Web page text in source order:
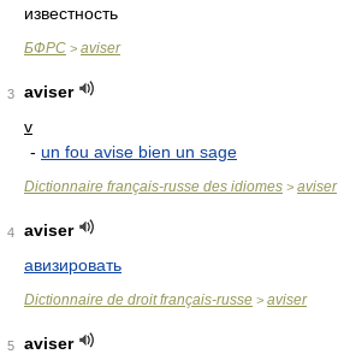
известность
БФРС > aviser
3
aviser
v
- un fou avise bien un sage
Dictionnaire français-russe des idiomes > aviser
4
aviser
авизировать
Dictionnaire de droit français-russe > aviser
5
aviser